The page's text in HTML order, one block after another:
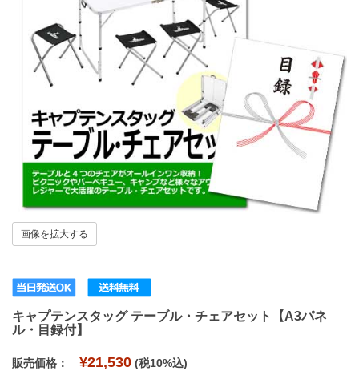
画像を拡大する
キャプテンスタッグ テーブル・チェアセット【A3パネ
ル・目録付】
販売価格： ¥21,530 (税10%込)